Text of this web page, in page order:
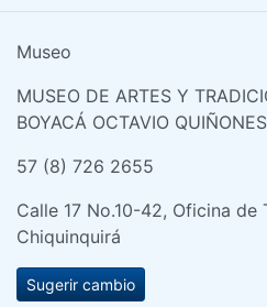
Museo
MUSEO DE ARTES Y
BOYACÁ OCTAVIO
57 (8) 726 2655
Calle 17 No.10-42, Oficina
Chiquinquirá
Sugerir cambio